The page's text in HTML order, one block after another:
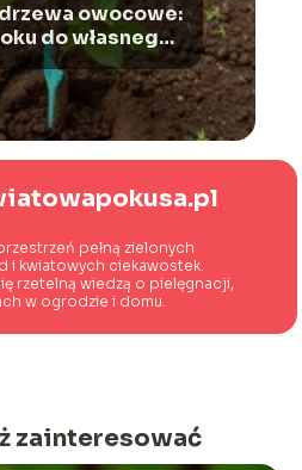
owocowe:
do własnego
sadu
pełną zielonych
i kwiatowych ciekawostek.
rzetelną wiedzą o pielęgnacji,
w ogrodzie i domu.
zainteresować